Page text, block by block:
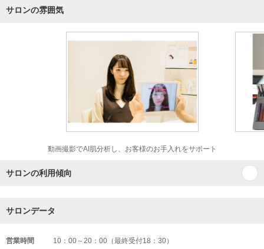
サロンの雰囲気
動画撮影でAI肌分析し、お客様のお手入れをサポート
サロンの利用傾向
サロンデータ
営業時間 10：00～20：00（最終受付18：30）